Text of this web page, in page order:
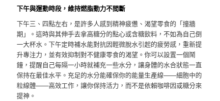
下午與運動時段，維持燃脂動力不間斷
下午三、四點左右，是許多人感到精神疲憊、渴望零食的「撞牆
期」。這時與其伸手去拿高糖分的點心或含糖飲料，不如為自己倒
一大杯水。下午定時補水能對抗因輕微脫水引起的疲勞感，重新提
升專注力，並有效抑制對不健康零食的渴望。你可以設置一個鬧
鐘，提醒自己每隔一小時就補充一些水分，讓身體的水合狀態一直
保持在最佳水平。充足的水分能確保你的能量生產線——細胞中的
粒線體——高效工作，讓你保持活力，而不是依賴咖啡因或糖分來
提神。